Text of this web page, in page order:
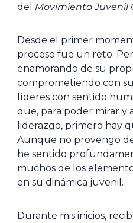
del Movimiento Juvenil
Desde el primer
proceso fue un reto.
enamorando de su
comprometiendo con
líderes con sentido
que, para poder mirar y
liderazgo, primero hay
Aunque no provengo
he sentido
muchos de los
en su dinámica juvenil.
Durante mis inicios,